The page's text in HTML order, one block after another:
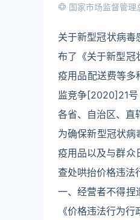
国家市场监督管理
关于新型冠状病
布了《关于新型冠
疫用品配送费等多
监竞争[2020]21
各省、自治区、直
为确保新型冠状
疫用品以及与群众
查处哄抬价格违法
一、经营者不得捏
《价格违法行为